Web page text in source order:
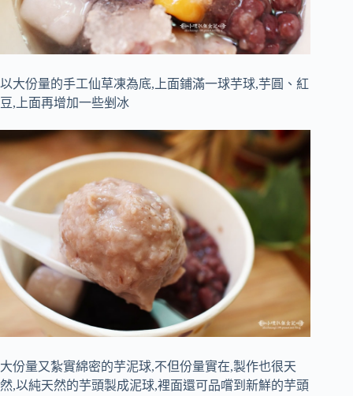
以大份量的手工仙草凍為底,上面鋪滿一球芋球,芋圓、紅
豆,上面再增加一些剉冰
大份量又紮實綿密的芋泥球,不但份量實在,製作也很天
然,以純天然的芋頭製成泥球,裡面還可品嚐到新鮮的芋頭